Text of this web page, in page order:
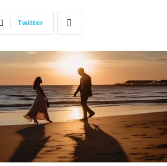
Twitter